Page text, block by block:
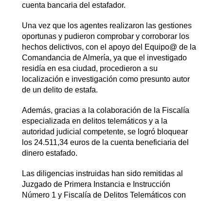
cuenta bancaria del estafador.
Una vez que los agentes realizaron las gestiones
oportunas y pudieron comprobar y corroborar los
hechos delictivos, con el apoyo del Equipo@ de la
Comandancia de Almería, ya que el investigado
residía en esa ciudad, procedieron a su
localización e investigación como presunto autor
de un delito de estafa.
Además, gracias a la colaboración de la Fiscalía
especializada en delitos telemáticos y a la
autoridad judicial competente, se logró bloquear
los 24.511,34 euros de la cuenta beneficiaria del
dinero estafado.
Las diligencias instruidas han sido remitidas al
Juzgado de Primera Instancia e Instrucción
Número 1 y Fiscalía de Delitos Telemáticos con